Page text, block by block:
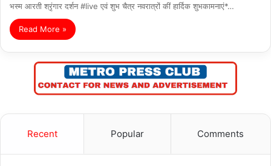
भस्म आरती श्रृंगार दर्शन #live एवं शुभ चैत्र नवरात्रों कीं हार्दिक शुभकामनाएं*…
Read More »
Recent Popular Comments